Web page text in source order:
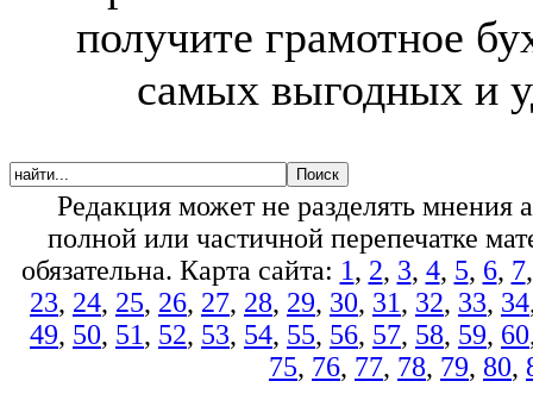
получите грамотное
самых выгодных и
Редакция может не разделять
полной или частичной перепечатке
обязательна. Карта сайта: 1, 2, 3, 4, 5, 6, 7
23, 24, 25, 26, 27, 28, 29, 30, 31, 32, 33, 34
49, 50, 51, 52, 53, 54, 55, 56, 57, 58, 59, 60
75, 76, 77, 78, 79, 80,